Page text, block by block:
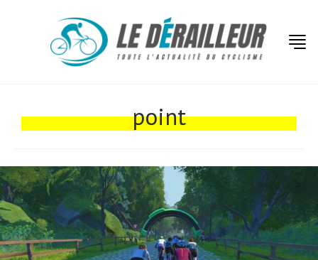
point
Technologies
Conseils
Tendances
Tous nos articles